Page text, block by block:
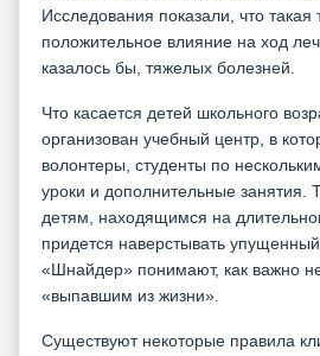
Исследования показали, что такая
положительное влияние на ход
казалось бы, тяжелых болезней.
Что касается детей школьного
организован учебный центр, в
волонтеры, студенты по
уроки и дополнительные занятия.
детям, находящимся на
придется наверстывать
«Шнайдер» понимают, как важно
«выпавшим из жизни».
Существуют некоторые правила